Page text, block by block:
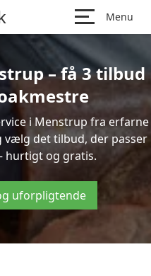
Menu
– få 3 tilbud
i Menstrup fra erfarne
vælg det tilbud, der passer
hurtigt og gratis.
uforpligtende